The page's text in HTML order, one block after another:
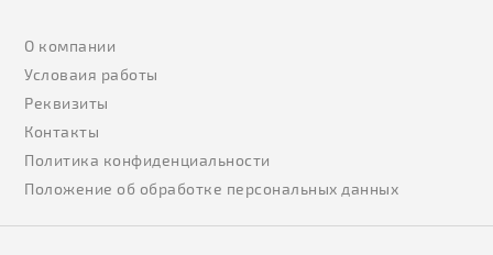
О компании
Условаия работы
Реквизиты
Контакты
Политика конфиденциальности
Положение об обработке персональных данных